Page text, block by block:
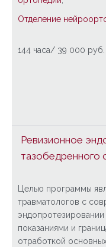
Отделение
144 часа/ 39 000 руб.
Ревизионное
тазобедренного
Целью программы
травматологов с
эндопротезировании
показаниями и
отработкой